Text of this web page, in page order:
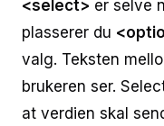
<select> er selve
plasserer du
valg. Teksten
brukeren ser.
at verdien skal